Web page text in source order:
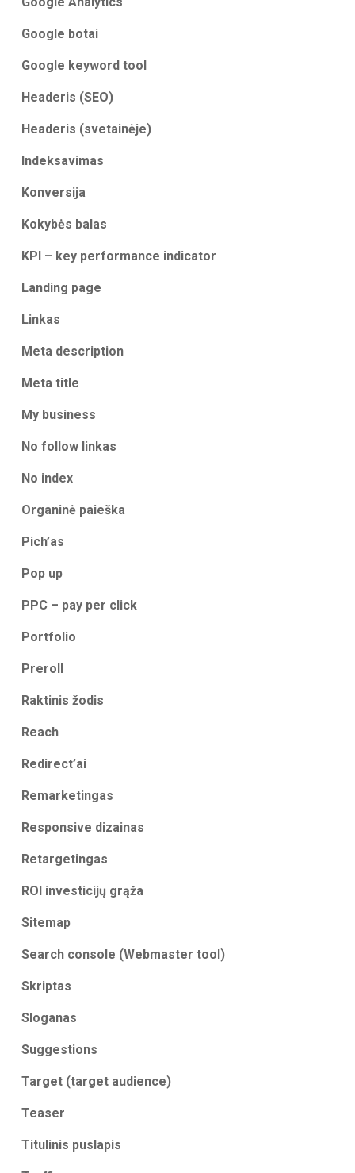
Google botai
Google keyword tool
Headeris (SEO)
Headeris (svetainėje)
Indeksavimas
Konversija
Kokybės balas
KPI – key performance indicator
Landing page
Linkas
Meta description
Meta title
My business
No follow linkas
No index
Organinė paieška
Pich’as
Pop up
PPC – pay per click
Portfolio
Preroll
Raktinis žodis
Reach
Redirect’ai
Remarketingas
Responsive dizainas
Retargetingas
ROI investicijų grąža
Sitemap
Search console (Webmaster tool)
Skriptas
Sloganas
Suggestions
Target (target audience)
Teaser
Titulinis puslapis